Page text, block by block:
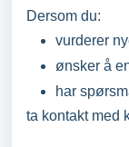
Dersom du:
vurderer
ønsker å
har
ta kontakt med